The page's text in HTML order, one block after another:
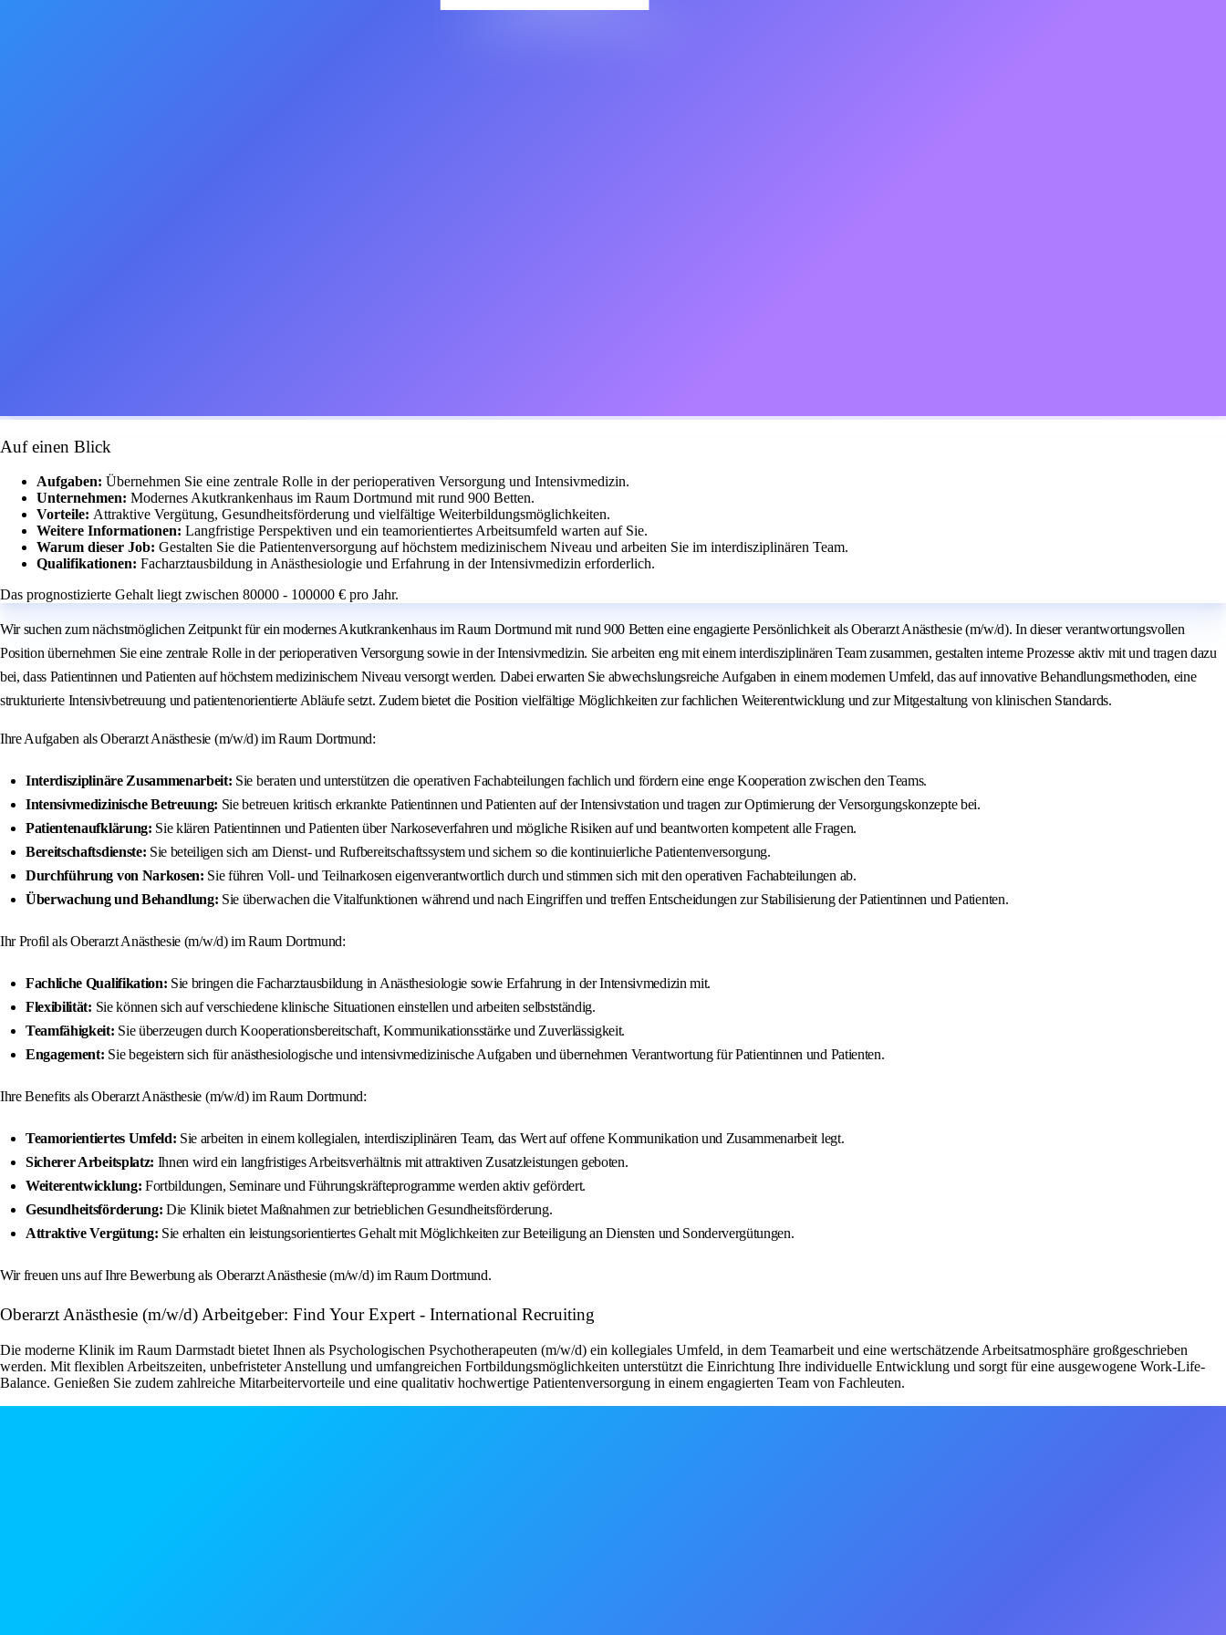
Auf einen Blick
Aufgaben: Übernehmen Sie eine zentrale Rolle in der perioperativen Versorgung und Intensivmedizin.
Unternehmen: Modernes Akutkrankenhaus im Raum Dortmund mit rund 900 Betten.
Vorteile: Attraktive Vergütung, Gesundheitsförderung und vielfältige Weiterbildungsmöglichkeiten.
Weitere Informationen: Langfristige Perspektiven und ein teamorientiertes Arbeitsumfeld warten auf Sie.
Warum dieser Job: Gestalten Sie die Patientenversorgung auf höchstem medizinischem Niveau und arbeiten Sie im interdisziplinären Team.
Qualifikationen: Facharztausbildung in Anästhesiologie und Erfahrung in der Intensivmedizin erforderlich.
Das prognostizierte Gehalt liegt zwischen 80000 - 100000 € pro Jahr.
Wir suchen zum nächstmöglichen Zeitpunkt für ein modernes Akutkrankenhaus im Raum Dortmund mit rund 900 Betten eine engagierte Persönlichkeit als Oberarzt Anästhesie (m/w/d). In dieser verantwortungsvollen
Position übernehmen Sie eine zentrale Rolle in der perioperativen Versorgung sowie in der Intensivmedizin. Sie arbeiten eng mit einem interdisziplinären Team zusammen, gestalten interne Prozesse aktiv mit und tragen dazu
bei, dass Patientinnen und Patienten auf höchstem medizinischem Niveau versorgt werden. Dabei erwarten Sie abwechslungsreiche Aufgaben in einem modernen Umfeld, das auf innovative Behandlungsmethoden, eine
strukturierte Intensivbetreuung und patientenorientierte Abläufe setzt. Zudem bietet die Position vielfältige Möglichkeiten zur fachlichen Weiterentwicklung und zur Mitgestaltung von klinischen Standards.
Ihre Aufgaben als Oberarzt Anästhesie (m/w/d) im Raum Dortmund:
Interdisziplinäre Zusammenarbeit: Sie beraten und unterstützen die operativen Fachabteilungen fachlich und fördern eine enge Kooperation zwischen den Teams.
Intensivmedizinische Betreuung: Sie betreuen kritisch erkrankte Patientinnen und Patienten auf der Intensivstation und tragen zur Optimierung der Versorgungskonzepte bei.
Patientenaufklärung: Sie klären Patientinnen und Patienten über Narkoseverfahren und mögliche Risiken auf und beantworten kompetent alle Fragen.
Bereitschaftsdienste: Sie beteiligen sich am Dienst- und Rufbereitschaftssystem und sichern so die kontinuierliche Patientenversorgung.
Durchführung von Narkosen: Sie führen Voll- und Teilnarkosen eigenverantwortlich durch und stimmen sich mit den operativen Fachabteilungen ab.
Überwachung und Behandlung: Sie überwachen die Vitalfunktionen während und nach Eingriffen und treffen Entscheidungen zur Stabilisierung der Patientinnen und Patienten.
Ihr Profil als Oberarzt Anästhesie (m/w/d) im Raum Dortmund:
Fachliche Qualifikation: Sie bringen die Facharztausbildung in Anästhesiologie sowie Erfahrung in der Intensivmedizin mit.
Flexibilität: Sie können sich auf verschiedene klinische Situationen einstellen und arbeiten selbstständig.
Teamfähigkeit: Sie überzeugen durch Kooperationsbereitschaft, Kommunikationsstärke und Zuverlässigkeit.
Engagement: Sie begeistern sich für anästhesiologische und intensivmedizinische Aufgaben und übernehmen Verantwortung für Patientinnen und Patienten.
Ihre Benefits als Oberarzt Anästhesie (m/w/d) im Raum Dortmund:
Teamorientiertes Umfeld: Sie arbeiten in einem kollegialen, interdisziplinären Team, das Wert auf offene Kommunikation und Zusammenarbeit legt.
Sicherer Arbeitsplatz: Ihnen wird ein langfristiges Arbeitsverhältnis mit attraktiven Zusatzleistungen geboten.
Weiterentwicklung: Fortbildungen, Seminare und Führungskräfteprogramme werden aktiv gefördert.
Gesundheitsförderung: Die Klinik bietet Maßnahmen zur betrieblichen Gesundheitsförderung.
Attraktive Vergütung: Sie erhalten ein leistungsorientiertes Gehalt mit Möglichkeiten zur Beteiligung an Diensten und Sondervergütungen.
Wir freuen uns auf Ihre Bewerbung als Oberarzt Anästhesie (m/w/d) im Raum Dortmund.
Oberarzt Anästhesie (m/w/d) Arbeitgeber: Find Your Expert - International Recruiting
Die moderne Klinik im Raum Darmstadt bietet Ihnen als Psychologischen Psychotherapeuten (m/w/d) ein kollegiales Umfeld, in dem Teamarbeit und eine wertschätzende Arbeitsatmosphäre großgeschrieben
werden. Mit flexiblen Arbeitszeiten, unbefristeter Anstellung und umfangreichen Fortbildungsmöglichkeiten unterstützt die Einrichtung Ihre individuelle Entwicklung und sorgt für eine ausgewogene Work-Life-
Balance. Genießen Sie zudem zahlreiche Mitarbeitervorteile und eine qualitativ hochwertige Patientenversorgung in einem engagierten Team von Fachleuten.